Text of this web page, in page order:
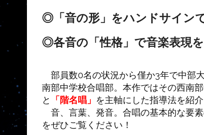
◎「音の形」をハンドサイン
◎各音の「性格」で音楽表現を
部員数0名の状況から僅か3年で中部
南部中学校合唱部。本作ではその西南
と
「階名唱」 を主軸にした指導法を紹介
音、言葉、発音。合唱の基本的な要
をぜひご覧ください！